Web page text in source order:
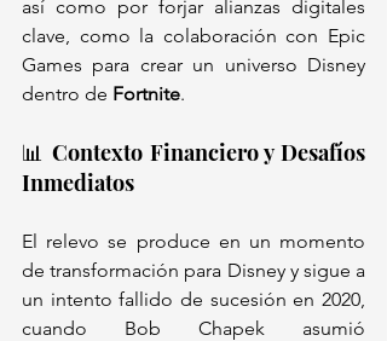
así como por forjar alianzas digitales
clave, como la colaboración con Epic
Games para crear un universo Disney
dentro de Fortnite.
📊 Contexto Financiero y Desafíos
Inmediatos
El relevo se produce en un momento
de transformación para Disney y sigue a
un intento fallido de sucesión en 2020,
cuando Bob Chapek asumió